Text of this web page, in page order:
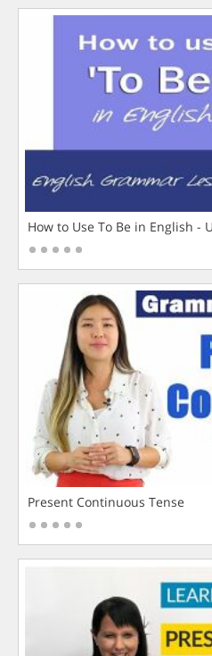
How to Use To Be in English -
Present Continuous Tense